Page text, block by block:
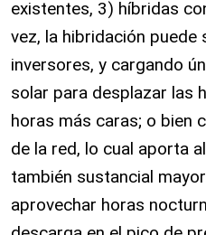
existentes, 3) híbridas
vez, la hibridación puede
inversores, y cargando
solar para desplazar las
horas más caras; o bien
de la red, lo cual aporta
también sustancial
aprovechar horas